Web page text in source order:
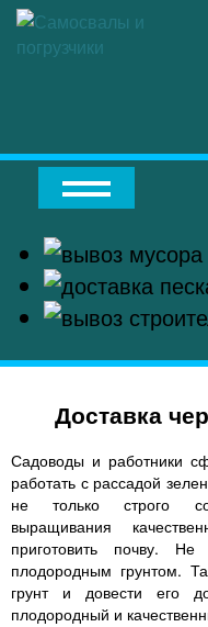
Доставка
Садоводы и работники
работать с рассадой
не только строго
выращивания
приготовить почву. Не
плодородным грунтом.
грунт и довести его
плодородный и